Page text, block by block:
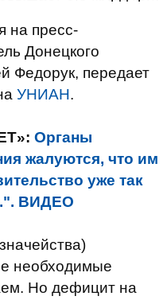
на пресс-
Донецкого
Федорук, передает
УНИАН.
Органы
жалуются, что им
уже так
ВИДЕО
необходимые
Но дефицит на